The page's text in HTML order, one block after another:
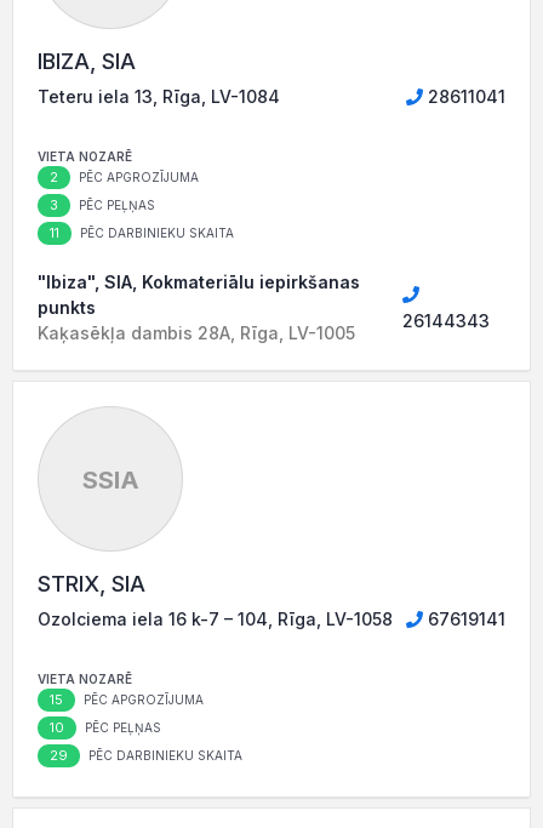
IBIZA, SIA
Teteru iela 13, Rīga, LV-1084 28611041
VIETA NOZARĒ
2 PĒC APGROZĪJUMA
3 PĒC PEĻŅAS
11 PĒC DARBINIEKU SKAITA
"Ibiza", SIA, Kokmateriālu iepirkšanas
punkts
Kaķasēkļa dambis 28A, Rīga, LV-1005
26144343
SSIA
STRIX, SIA
Ozolciema iela 16 k-7 – 104, Rīga, LV-1058 67619141
VIETA NOZARĒ
15 PĒC APGROZĪJUMA
10 PĒC PEĻŅAS
29 PĒC DARBINIEKU SKAITA